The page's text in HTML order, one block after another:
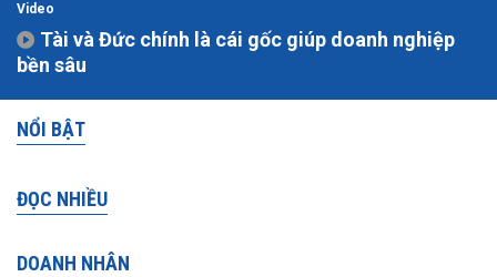
Video
Tài và Đức chính là cái gốc giúp doanh nghiệp
bền sâu
NỔI BẬT
ĐỌC NHIỀU
DOANH NHÂN